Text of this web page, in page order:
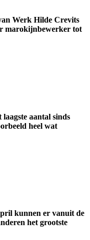
Werk Hilde Crevits
marokijnbewerker tot
aantal sinds
heel wat
kunnen er vanuit de
het grootste